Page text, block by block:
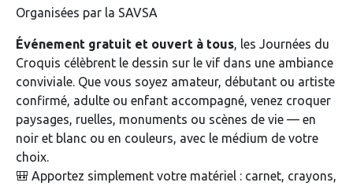
Organisées par la SAVSA
Événement gratuit et ouvert à tous , les Journées du
Croquis célèbrent le dessin sur le vif dans une ambiance
conviviale. Que vous soyez amateur, débutant ou artiste
confirmé, adulte ou enfant accompagné, venez croquer
paysages, ruelles, monuments ou scènes de vie — en
noir et blanc ou en couleurs, avec le médium de votre
choix.
🎒 Apportez simplement votre matériel : carnet, crayons,